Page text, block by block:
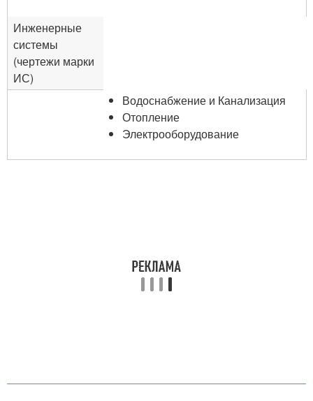
Инженерные
системы
(чертежи марки
ИС)
Водоснабжение и Канализация
Отопление
Электрооборудование